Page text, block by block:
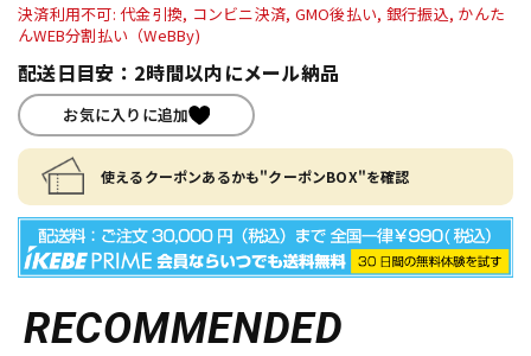
決済利用不可: 代金引換, コンビニ決済, GMO後払い, 銀行振込, かんた
んWEB分割払い（WeBBy)
配送日目安：2時間以内にメール納品
お気に入りに追加
使えるクーポンあるかも"クーポンBOX"を確認
RECOMMENDED